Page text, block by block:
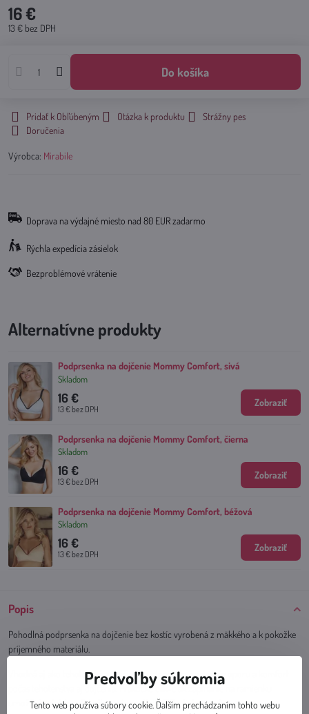
16 €
13 € bez DPH
Do košíka
Pridať k Obľúbeným Otázka k produktu
Strážny pes
Doručenia
Výrobca: Mirabile
Doprava na výdajné miesto nad 80 EUR zadarmo
Rýchla expedícia zásielok
Bezproblémové vrátenie
Popis
Pohodlná podprsenka na dojčenie bez kostíc vyrobená z mäkkého a k pokožke
príjemného materiálu.
Vhodná aj ako tehotenská a dojčiaca podprsenka, poskytuje oporu a komfort
počas tehotenstva aj dojčenia. Praktické clik-clak zapínanie na ramienku
umožňuje rýchle a diskrétne odopnutie košíčka jednou rukou.
Alternatívne produkty
Podprsenka na dojčenie Mommy Comfort, sivá
Skladom
16 €
13 €bez DPH
Zobraziť
Podprsenka na dojčenie Mommy Comfort, čierna
Skladom
16 €
13 €bez DPH
Zobraziť
Podprsenka na dojčenie Mommy Comfort, béžová
Skladom
16 €
13 €bez DPH
Zobraziť
Predvoľby súkromia
Tento web používa súbory cookie. Ďalším prechádzaním tohto webu